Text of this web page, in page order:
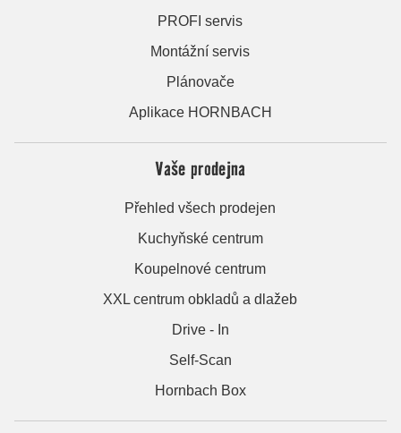
PROFI servis
Montážní servis
Plánovače
Aplikace HORNBACH
Vaše prodejna
Přehled všech prodejen
Kuchyňské centrum
Koupelnové centrum
XXL centrum obkladů a dlažeb
Drive - In
Self-Scan
Hornbach Box